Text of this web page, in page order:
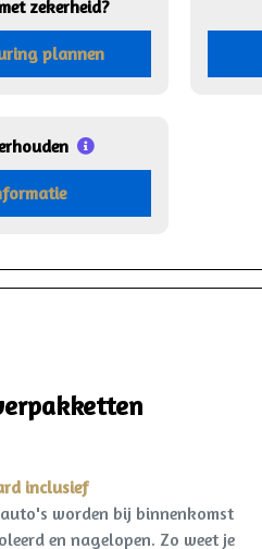
zekerheid?
plannen
inclusief
worden bij binnenkomst
en nagelopen. Zo weet je